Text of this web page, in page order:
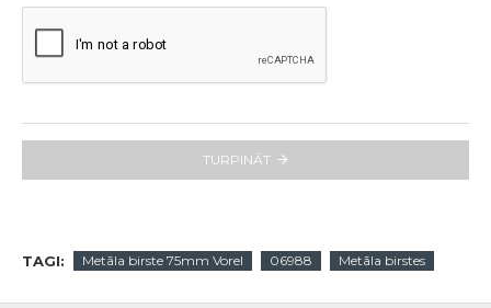
TURPINĀT
TAGI: Metāla birste 75mm Vorel 06988 Metāla birstes